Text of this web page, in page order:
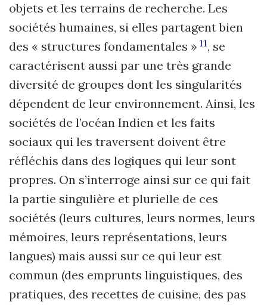
objets et les terrains de recherche. Les
sociétés humaines, si elles partagent bien
des « structures fondamentales » 11, se
caractérisent aussi par une très grande
diversité de groupes dont les singularités
dépendent de leur environnement. Ainsi, les
sociétés de l’océan Indien et les faits
sociaux qui les traversent doivent être
réfléchis dans des logiques qui leur sont
propres. On s’interroge ainsi sur ce qui fait
la partie singulière et plurielle de ces
sociétés (leurs cultures, leurs normes, leurs
mémoires, leurs représentations, leurs
langues) mais aussi sur ce qui leur est
commun (des emprunts linguistiques, des
pratiques, des recettes de cuisine, des pas